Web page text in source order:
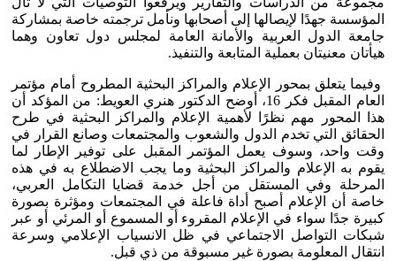
المؤسسة جهدًا لإيصالها إلى أصحابها ونأمل ترجمته خاصة بمشاركة
جامعة الدول العربية والأمانة العامة لمجلس دول تعاون وهما
هيأتان معنيتان بعملية المتابعة والتنفيذ.
وفيما يتعلق بمحور الإعلام والمراكز البحثية المطروح أمام مؤتمر
العام المقبل فكر 16، أوضح الدكتور هنري العويط: من المؤكد أن
هذا المحور مهم نظرًا لأهمية الإعلام والمراكز البحثية في طرح
الحقائق التي تخدم الدول والشعوب والمجتمعات وصانع القرار في
وقت واحد، وسوف يعمل المؤتمر المقبل على توفير الإطار لما
يقوم به الإعلام والمراكز البحثية وما يجب الاضطلاع به في هذه
المرحلة وفي المستقل من أجل خدمة قضايا التكامل العربي،
خاصة أن الإعلام أصبح أداة فاعلة في المجتمعات ومؤثرة بصورة
كبيرة جدًا سواء في الإعلام المقروء أو المسموع أو المرئي أو عبر
شبكات التواصل الاجتماعي في ظل الانسياب الإعلامي وسرعة
انتقال المعلومة بصورة غير مسبوقة من ذي قبل.